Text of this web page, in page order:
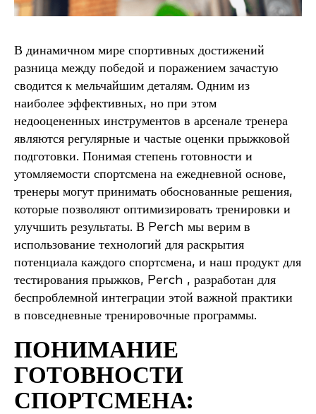
В динамичном мире спортивных достижений
разница между победой и поражением зачастую
сводится к мельчайшим деталям. Одним из
наиболее эффективных, но при этом
недооцененных инструментов в арсенале тренера
являются регулярные и частые оценки прыжковой
подготовки. Понимая степень готовности и
утомляемости спортсмена на ежедневной основе,
тренеры могут принимать обоснованные решения,
которые позволяют оптимизировать тренировки и
улучшить результаты. В Perch мы верим в
использование технологий для раскрытия
потенциала каждого спортсмена, и наш продукт для
тестирования прыжков, Perch , разработан для
беспроблемной интеграции этой важной практики
в повседневные тренировочные программы.
ПОНИМАНИЕ
ГОТОВНОСТИ
СПОРТСМЕНА: